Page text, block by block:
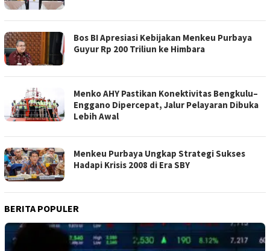
Bos BI Apresiasi Kebijakan Menkeu Purbaya
Guyur Rp 200 Triliun ke Himbara
Menko AHY Pastikan Konektivitas Bengkulu–
Enggano Dipercepat, Jalur Pelayaran Dibuka
Lebih Awal
Menkeu Purbaya Ungkap Strategi Sukses
Hadapi Krisis 2008 di Era SBY
BERITA POPULER